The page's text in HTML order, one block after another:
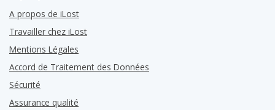
A propos de iLost
Travailler chez iLost
Mentions Légales
Accord de Traitement des Données
Sécurité
Assurance qualité